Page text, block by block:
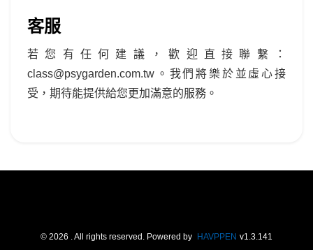
客服
若您有任何建議，歡迎直接聯繫：
class@psygarden.com.tw。我們將樂於並虛心接
受，期待能提供給您更加滿意的服務。
© 2026 . All rights reserved. Powered by HAVPPEN v1.3.141